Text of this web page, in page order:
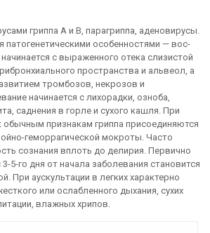
гриппа А и В, парагриппа, аденовиру­сы.
патогенетическими особенностями — вос­
с выраженного отека слизистой
пространства и альвеол, а
тромбозов, некрозов и
начинается с лихорадки, озноба,
саднения в горле и сухого кашля. При
обычным признакам гриппа присое­диняются
геморрагической мокроты. Часто
сознания вплоть до делирия. Первично
5-го дня от начала заболевания становится
При аускультации в легких характерно
или ослабленного дыхания, сухих
влажных хрипов.